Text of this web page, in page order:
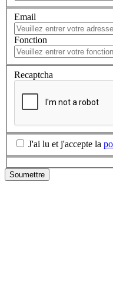
Email
Fonction
Recaptcha
J'ai lu et j'accepte la